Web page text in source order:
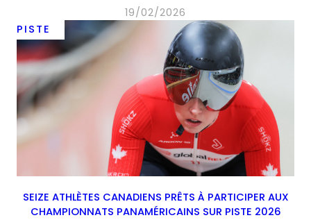
19/02/2026
PISTE
SEIZE ATHLÈTES CANADIENS PRÊTS À PARTICIPER AUX
CHAMPIONNATS PANAMÉRICAINS SUR PISTE 2026